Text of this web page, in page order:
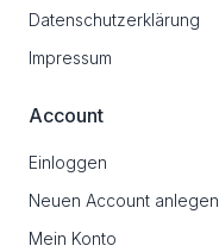
Datenschutzerklärung
Impressum
Account
Einloggen
Neuen Account anlegen
Mein Konto